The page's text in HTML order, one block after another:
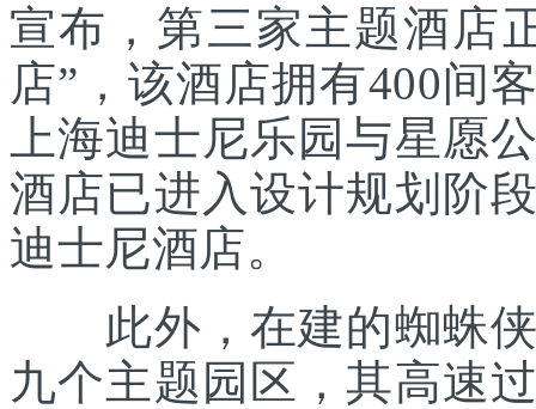
宣布，第三家主题酒店
店”，该酒店拥有400间
上海迪士尼乐园与星愿
酒店已进入设计规划阶
迪士尼酒店。
此外，在建的蜘蛛侠
九个主题园区，其高速